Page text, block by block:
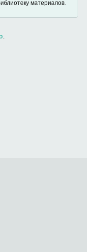
материалов.